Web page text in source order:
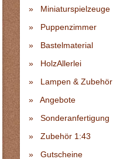
Miniaturspielzeuge
Puppenzimmer
Bastelmaterial
HolzAllerlei
Lampen & Zubehör
Angebote
Sonderanfertigung
Zubehör 1:43
Gutscheine